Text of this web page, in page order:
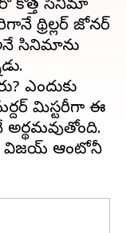
కొత్త సినిమా
థ్రిల్లర్ జోనర్
సినిమాను
ఎందుకు
మిస్టరీగా ఈ
విజయ్ ఆంటోనీ